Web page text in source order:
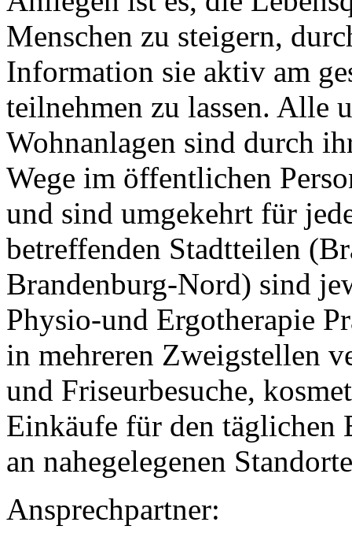
Menschen zu steigern,
Information sie aktiv am
teilnehmen zu lassen. Alle
Wohnanlagen sind durch
Wege im öffentlichen
und sind umgekehrt für
betreffenden Stadtteilen
Brandenburg-Nord) sind
Physio-und Ergotherapie
in mehreren Zweigstellen
und Friseurbesuche,
Einkäufe für den täglichen
an nahegelegenen
Ansprechpartner: